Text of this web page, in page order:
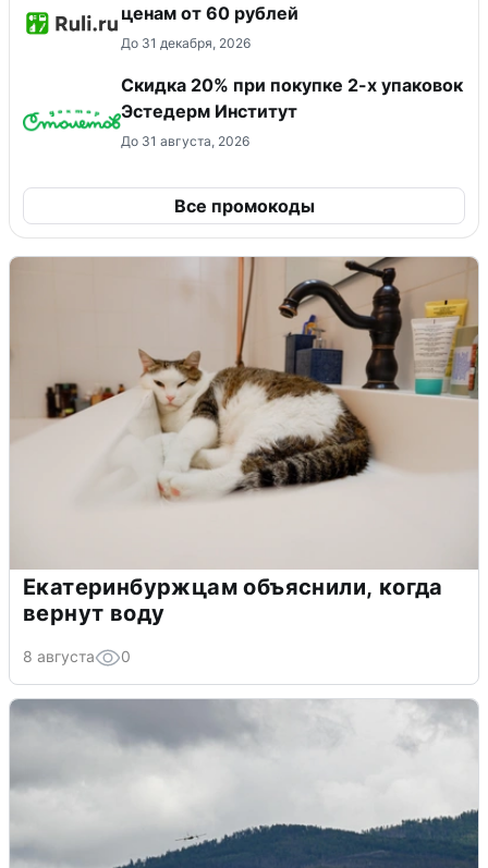
ценам от 60 рублей
До 31 декабря, 2026
Скидка 20% при покупке 2-х упаковок
Эстедерм Институт
До 31 августа, 2026
Все промокоды
Екатеринбуржцам объяснили, когда
вернут воду
8 августа 0